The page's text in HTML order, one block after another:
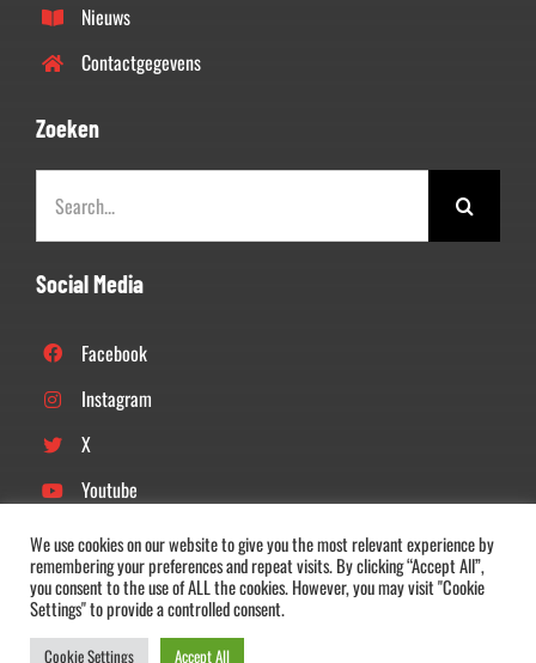
Nieuws
Contactgegevens
Zoeken
naar:
Social Media
Facebook
Instagram
X
Youtube
Linkedin
Tiktok
We use cookies on our website to give you the most relevant experience by
remembering your preferences and repeat visits. By clicking “Accept All”,
you consent to the use of ALL the cookies. However, you may visit "Cookie
Settings" to provide a controlled consent.
Cookie Settings Accept All